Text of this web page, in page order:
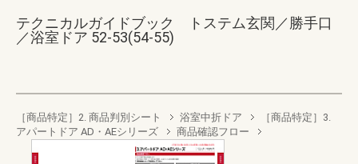
テクニカルガイドブック トステム玄関／勝手口
／浴室ドア 52-53(54-55)
［商品特定］2. 商品判別シート 浴室中折ドア
［商品特定］3.
アパートドア AD・AEシリーズ
商品確認フロー